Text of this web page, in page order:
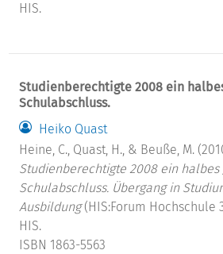
HIS.
Studienberechtigte 2008 ein
Schulabschluss.
Heiko Quast
Heine, C., Quast, H., & Beuße, M.
Studienberechtigte 2008 ein halbes
Schulabschluss. Übergang in
Ausbildung(HIS:Forum Hochschule
HIS.
ISBN 1863-5563